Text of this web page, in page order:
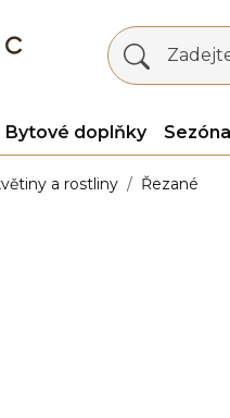
Bytové doplňky Sezóna
a rostliny Řezané